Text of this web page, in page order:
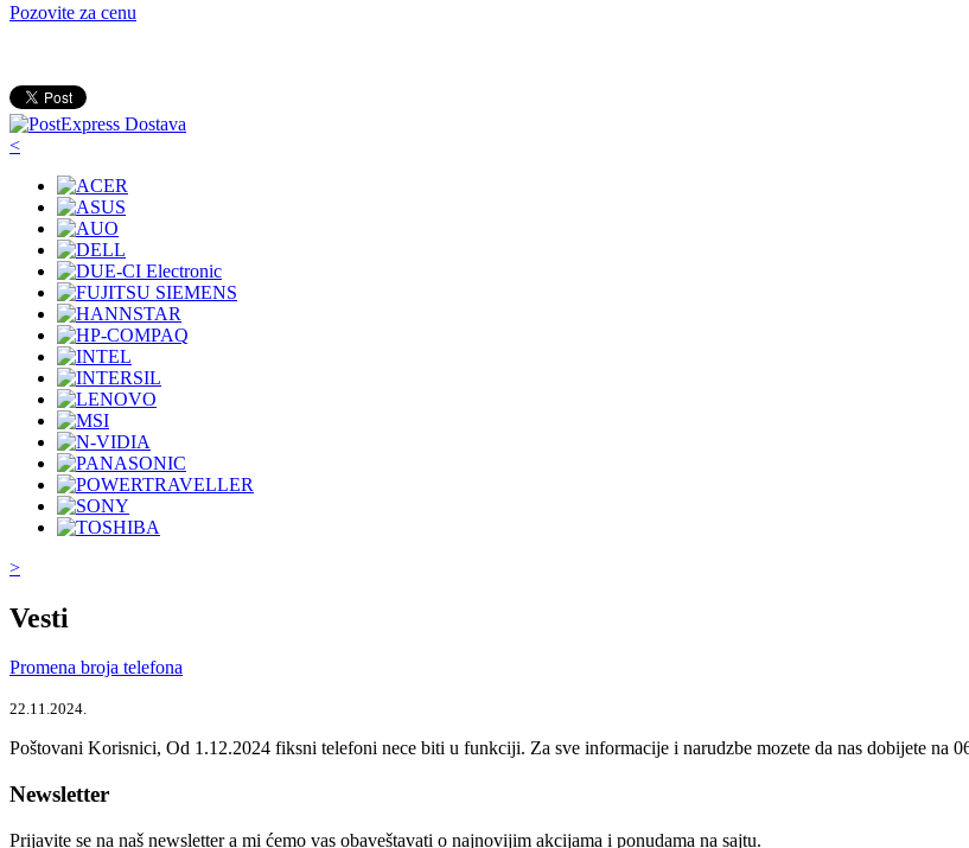
Pozovite za cenu
<
>
Vesti
Promena broja telefona
22.11.2024.
Poštovani Korisnici, Od 1.12.2024 fiksni telefoni nece biti u funkciji. Za sve informacije i narudzbe mozete da nas dobijete na
Newsletter
Prijavite se na naš newsletter a mi ćemo vas obaveštavati o najnovijim akcijama i ponudama na sajtu.